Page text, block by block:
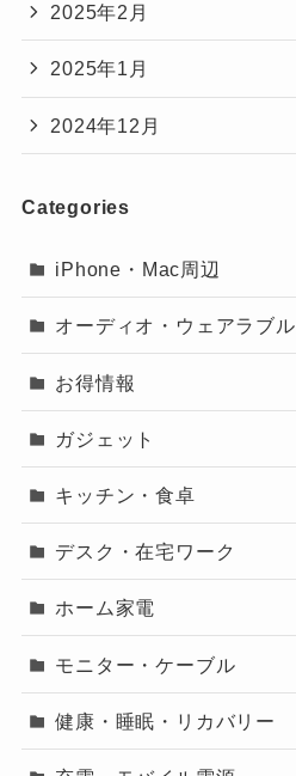
2025年2月
2025年1月
2024年12月
Categories
iPhone・Mac周辺
オーディオ・ウェアラブル
お得情報
ガジェット
キッチン・食卓
デスク・在宅ワーク
ホーム家電
モニター・ケーブル
健康・睡眠・リカバリー